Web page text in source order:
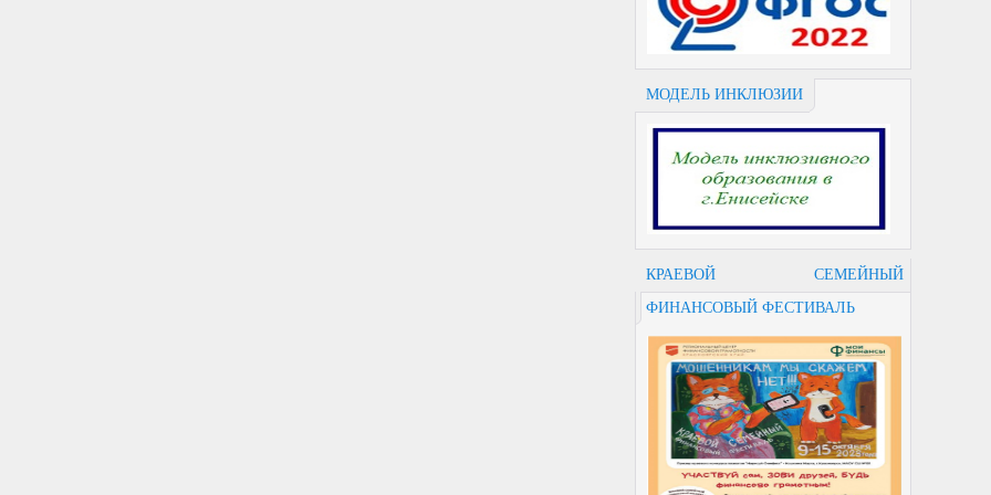
МОДЕЛЬ ИНКЛЮЗИИ
КРАЕВОЙ СЕМЕЙНЫЙ
ФИНАНСОВЫЙ ФЕСТИВАЛЬ